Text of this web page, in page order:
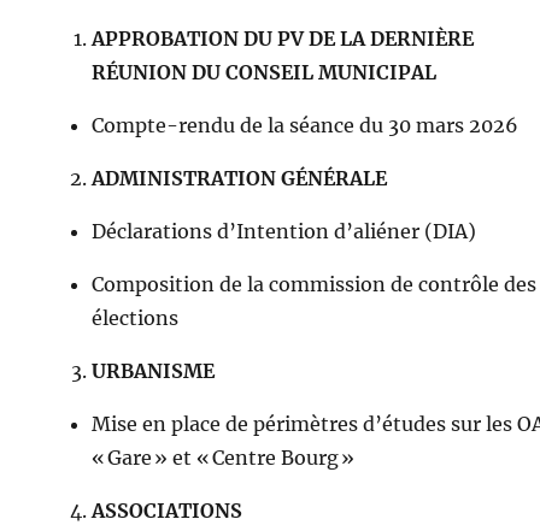
APPROBATION DU PV DE LA DERNIÈRE
RÉUNION DU CONSEIL MUNICIPAL
Compte-rendu de la séance du 30 mars 2026
ADMINISTRATION GÉNÉRALE
Déclarations d’Intention d’aliéner (DIA)
Composition de la commission de contrôle des
élections
URBANISME
Mise en place de périmètres d’études sur les
« Gare » et « Centre Bourg »
ASSOCIATIONS